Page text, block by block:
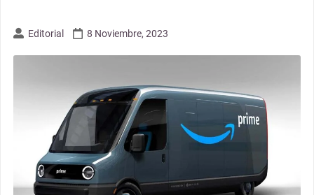
Editorial 8 Noviembre, 2023